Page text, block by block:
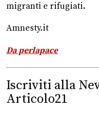
migranti e rifugiati.
Amnesty.it
Da perlapace
Iscriviti alla
Articolo21